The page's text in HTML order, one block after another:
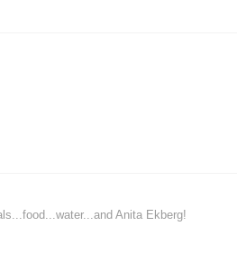
Anita Ekberg!